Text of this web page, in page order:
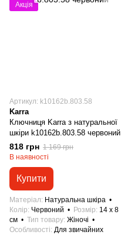
Акція
Артикул: k10162b.803.58
Karra
Ключниця Karra з натуральної
шкіри k10162b.803.58 червоний
818 грн 1 169 грн
В наявності
Купити
Матеріал
Натуральна шкіра
Колір Червоний Розмір 14 x 8
см
Тип товару Жіночі
Особливості Для звичайних